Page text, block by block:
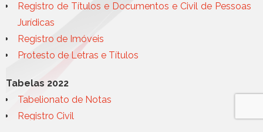
Registro de Títulos e Documentos e Civil de Pessoas
Jurídicas
Registro de Imóveis
Protesto de Letras e Títulos
Tabelas 2022
Tabelionato de Notas
Registro Civil